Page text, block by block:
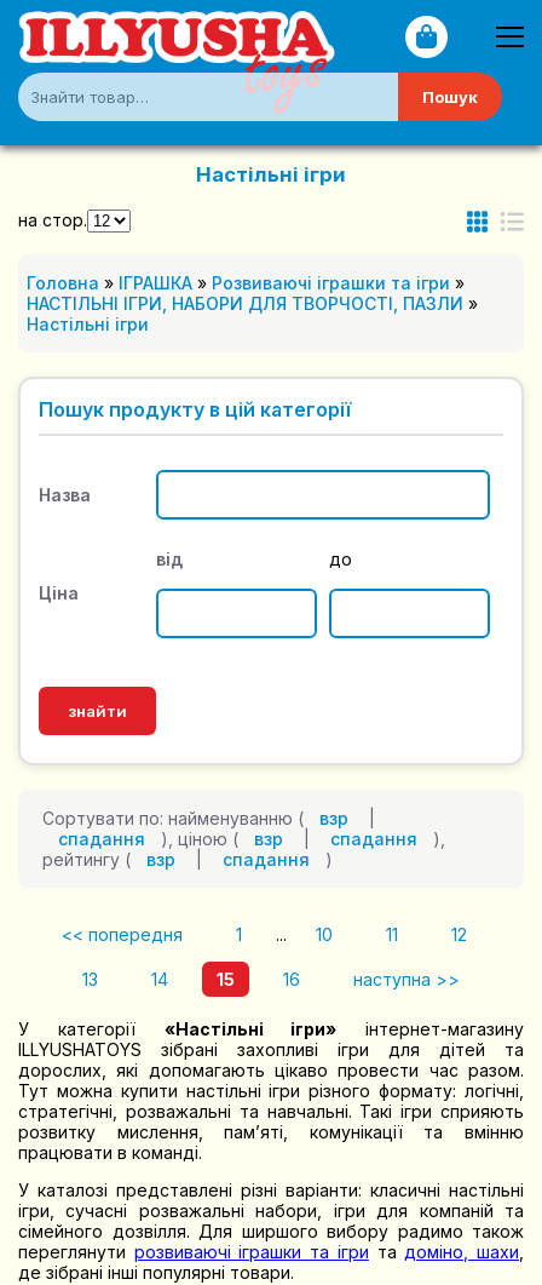
Пошук
Настільні ігри
на стор.
Головна » ІГРАШКА » Розвиваючі іграшки та ігри »
НАСТІЛЬНІ ІГРИ, НАБОРИ ДЛЯ ТВОРЧОСТІ, ПАЗЛИ »
Настільні ігри
Пошук продукту в цій категорії
Назва
Ціна
від до
Сортувати по: найменуванню ( взр
спадання
), ціною ( взр спадання
),
рейтингу (
взр спадання )
<< попередня 1 ... 10 11 12
13 14 15 16 наступна >>
У категорії «Настільні ігри» інтернет-магазину
ILLYUSHATOYS зібрані захопливі ігри для дітей та
дорослих, які допомагають цікаво провести час разом.
Тут можна купити настільні ігри різного формату: логічні,
стратегічні, розважальні та навчальні. Такі ігри сприяють
розвитку мислення, пам’яті, комунікації та вмінню
працювати в команді.
У каталозі представлені різні варіанти: класичні настільні
ігри, сучасні розважальні набори, ігри для компаній та
сімейного дозвілля. Для ширшого вибору радимо також
переглянути розвиваючі іграшки та ігри та доміно, шахи
де зібрані інші популярні товари.